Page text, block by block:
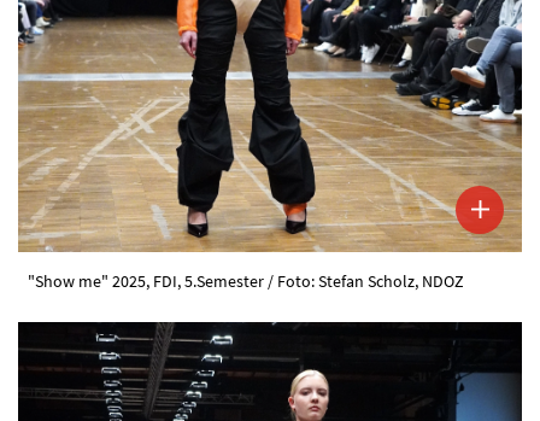
"Show me" 2025, FDI, 5.Semester / Foto: Stefan Scholz, NDOZ